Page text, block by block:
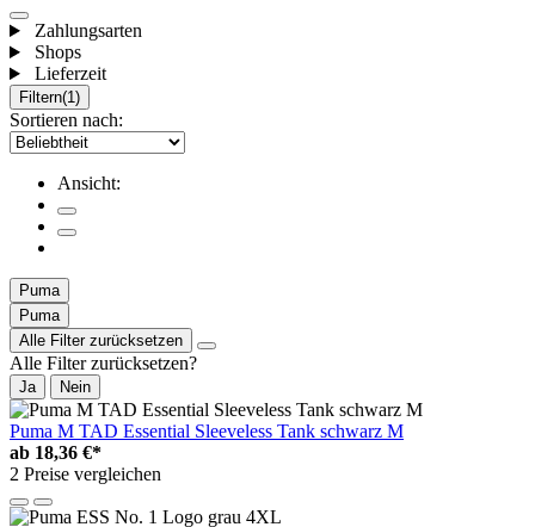
Zahlungsarten
Shops
Lieferzeit
Filtern(1)
Sortieren nach:
Ansicht:
Puma
Puma
Alle Filter zurücksetzen
Alle Filter zurücksetzen?
Ja Nein
Puma M TAD Essential Sleeveless Tank schwarz M
ab 18,36 €*
2 Preise vergleichen